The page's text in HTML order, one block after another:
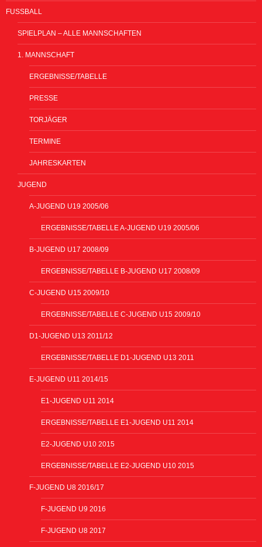
FUSSBALL
SPIELPLAN – ALLE MANNSCHAFTEN
1. MANNSCHAFT
ERGEBNISSE/TABELLE
PRESSE
TORJÄGER
TERMINE
JAHRESKARTEN
JUGEND
A-JUGEND U19 2005/06
ERGEBNISSE/TABELLE A-JUGEND U19 2005/06
B-JUGEND U17 2008/09
ERGEBNISSE/TABELLE B-JUGEND U17 2008/09
C-JUGEND U15 2009/10
ERGEBNISSE/TABELLE C-JUGEND U15 2009/10
D1-JUGEND U13 2011/12
ERGEBNISSE/TABELLE D1-JUGEND U13 2011
E-JUGEND U11 2014/15
E1-JUGEND U11 2014
ERGEBNISSE/TABELLE E1-JUGEND U11 2014
E2-JUGEND U10 2015
ERGEBNISSE/TABELLE E2-JUGEND U10 2015
F-JUGEND U8 2016/17
F-JUGEND U9 2016
F-JUGEND U8 2017